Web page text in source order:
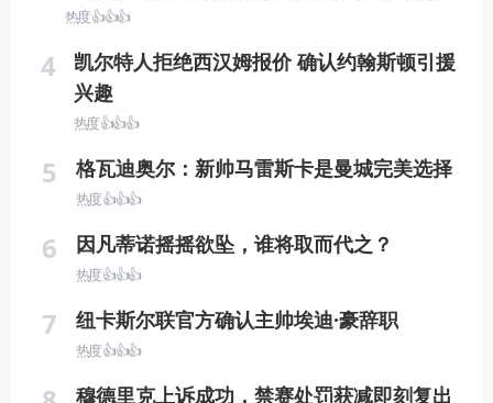
热度 👍👍👍
4
凯尔特人拒绝西汉姆报价 确认约翰斯顿引援
兴趣
热度 👍👍👍
5 格瓦迪奥尔：新帅马雷斯卡是曼城完美选择
热度 👍👍👍
6 因凡蒂诺摇摇欲坠，谁将取而代之？
热度 👍👍👍
7 纽卡斯尔联官方确认主帅埃迪·豪辞职
热度 👍👍👍
穆德里克上诉成功，禁赛处罚获减即刻复出